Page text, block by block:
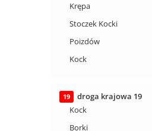
Krępa
Stoczek Kocki
Poizdów
Kock
19
droga krajowa 19
Kock
Borki